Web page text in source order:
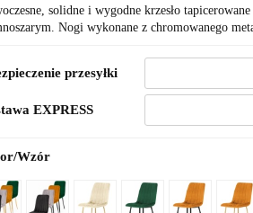
solidne i wygodne krzesło
Nogi wykonane z chromowanego
przesyłki
EXPRESS
Wzór